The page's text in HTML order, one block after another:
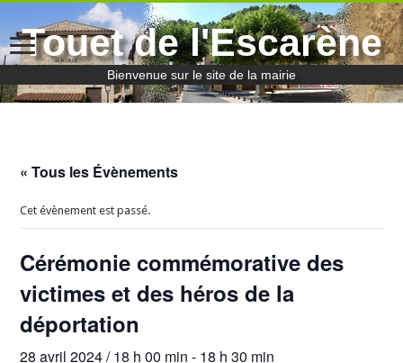
Touet de l'Escarène
Bienvenue sur le site de la mairie
« Tous les Évènements
Cet évènement est passé.
Cérémonie commémorative des
victimes et des héros de la
déportation
28 avril 2024 / 18 h 00 min - 18 h 30 min